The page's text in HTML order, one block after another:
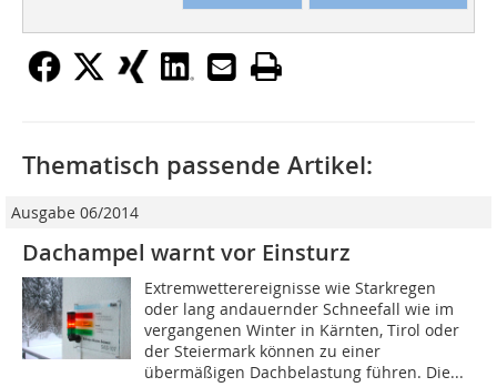
Thematisch passende Artikel:
Ausgabe 06/2014
Dachampel warnt vor Einsturz
Extremwetterereignisse wie Starkregen
oder lang andauernder Schneefall wie im
vergangenen Winter in Kärnten, Tirol oder
der Steiermark können zu einer
übermäßigen Dachbelastung führen. Die...